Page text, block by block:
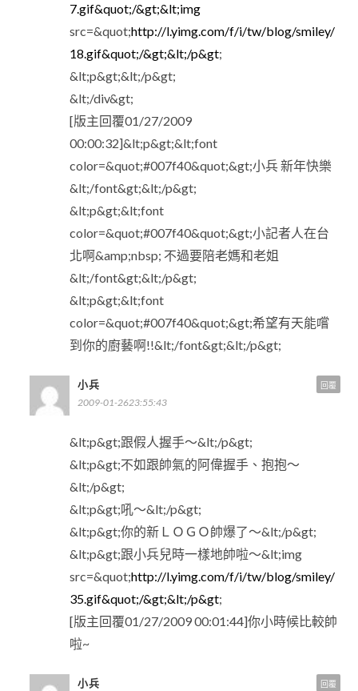
7.gif&quot;/&gt;&lt;img
src=&quot;http://l.yimg.com/f/i/tw/blog/smiley/
18.gif&quot;/&gt;&lt;/p&gt;
&lt;p&gt;&lt;/p&gt;
&lt;/div&gt;
[版主回覆01/27/2009
00:00:32]&lt;p&gt;&lt;font
color=&quot;#007f40&quot;&gt;小兵 新年快樂
&lt;/font&gt;&lt;/p&gt;
&lt;p&gt;&lt;font
color=&quot;#007f40&quot;&gt;小記者人在台
北啊&amp;nbsp; 不過要陪老媽和老姐
&lt;/font&gt;&lt;/p&gt;
&lt;p&gt;&lt;font
color=&quot;#007f40&quot;&gt;希望有天能嚐
到你的廚藝啊!!&lt;/font&gt;&lt;/p&gt;
小兵
2009-01-2623:55:43
&lt;p&gt;跟假人握手～&lt;/p&gt;
&lt;p&gt;不如跟帥氣的阿偉握手、抱抱～
&lt;/p&gt;
&lt;p&gt;吼～&lt;/p&gt;
&lt;p&gt;你的新ＬＯＧＯ帥爆了～&lt;/p&gt;
&lt;p&gt;跟小兵兒時一樣地帥啦～&lt;img
src=&quot;http://l.yimg.com/f/i/tw/blog/smiley/
35.gif&quot;/&gt;&lt;/p&gt;
[版主回覆01/27/2009 00:01:44]你小時候比較帥
啦~
回覆
小兵 回覆